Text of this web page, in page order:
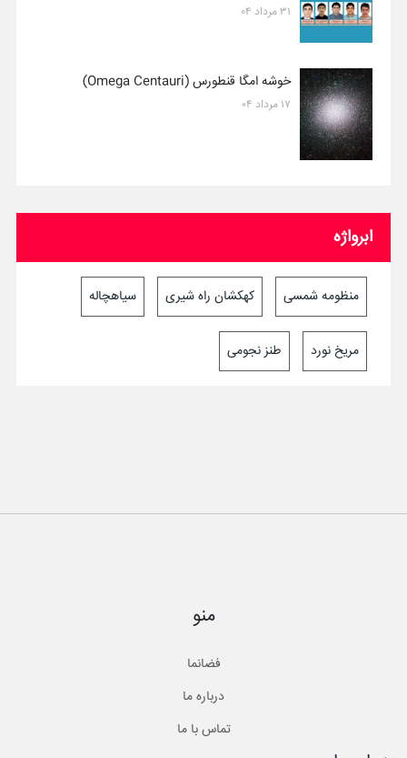
۳۱ مرداد ۰۴
خوشه امگا قنطورس (Omega Centauri)
۱۷ مرداد ۰۴
ابرواژه
منظومه شمسی کهکشان راه شیری سیاهچاله
مریخ نورد طنز نجومی
منو
فضانما
درباره ما
تماس با ما